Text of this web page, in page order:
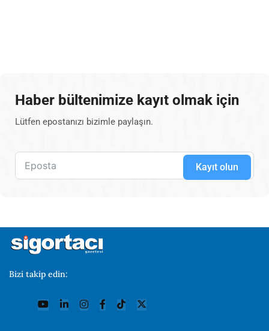
Haber bültenimize kayıt olmak için
Lütfen epostanızı bizimle paylaşın.
Kayıt olun
Bizi takip edin: